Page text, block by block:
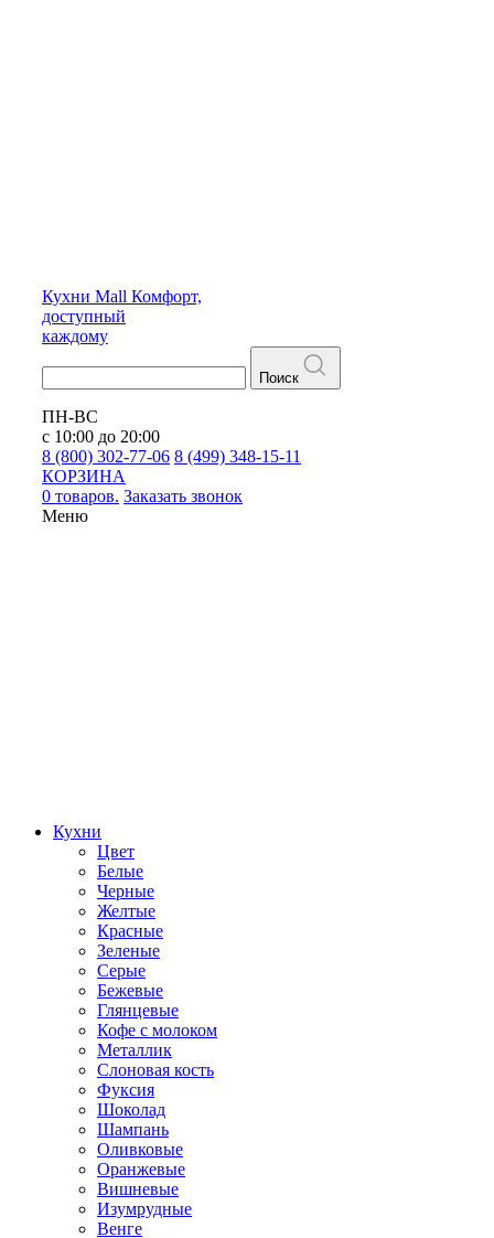
Кухни Mall Комфорт,
доступный
каждому
Поиск
ПН-ВС
с 10:00 до 20:00
8 (800) 302-77-06 8 (499) 348-15-11
КОРЗИНА
0 товаров. Заказать звонок
Меню
Кухни
Цвет
Белые
Черные
Желтые
Красные
Зеленые
Серые
Бежевые
Глянцевые
Кофе с молоком
Металлик
Слоновая кость
Фуксия
Шоколад
Шампань
Оливковые
Оранжевые
Вишневые
Изумрудные
Венге